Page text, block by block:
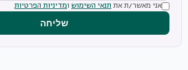
אני מאשר/ת את תנאי השימוש ומדיניות הפרטיות
שליחה